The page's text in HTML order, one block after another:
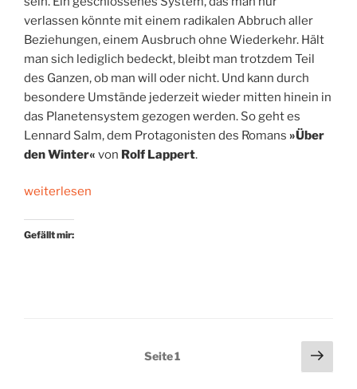
verlassen könnte mit einem radikalen Abbruch aller
Beziehungen, einem Ausbruch ohne Wiederkehr. Hält
man sich lediglich bedeckt, bleibt man trotzdem Teil
des Ganzen, ob man will oder nicht. Und kann durch
besondere Umstände jederzeit wieder mitten hinein in
das Planetensystem gezogen werden. So geht es
Lennard Salm, dem Protagonisten des Romans »Über
den Winter« von Rolf Lappert.
„Wohin
die
weiterlesen
Gefällt mir:
Seitennummerierung
Seite1